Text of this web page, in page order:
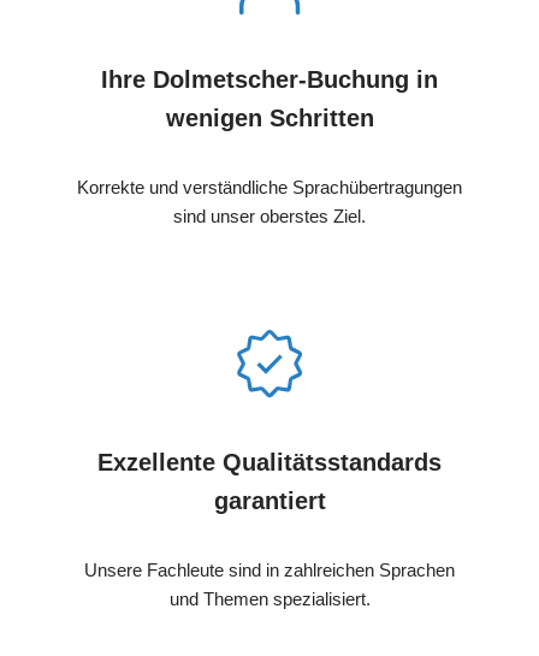
Ihre Dolmetscher-Buchung in
wenigen Schritten
Korrekte und verständliche Sprachübertragungen
sind unser oberstes Ziel.
Exzellente Qualitätsstandards
garantiert
Unsere Fachleute sind in zahlreichen Sprachen
und Themen spezialisiert.